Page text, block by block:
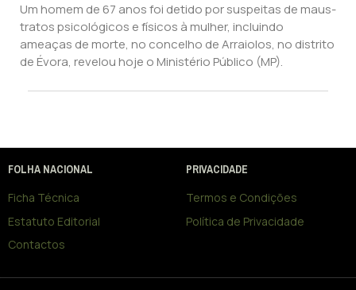
Um homem de 67 anos foi detido por suspeitas de maus-
tratos psicológicos e físicos à mulher, incluindo
ameaças de morte, no concelho de Arraiolos, no distrito
de Évora, revelou hoje o Ministério Público (MP).
FOLHA NACIONAL
Ficha Técnica
Estatuto Editorial
Contactos
PRIVACIDADE
Termos e Condições
Política de Privacidade